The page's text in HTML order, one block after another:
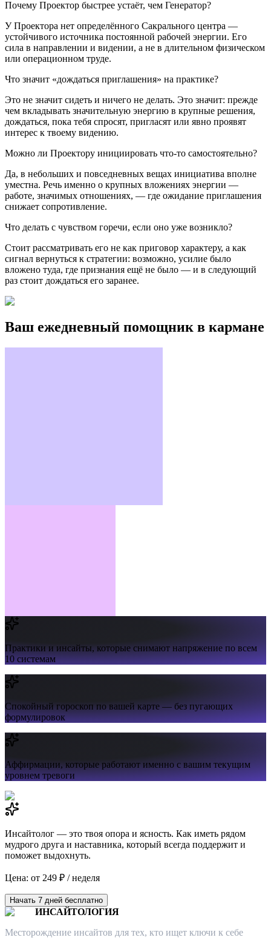
Почему Проектор быстрее устаёт, чем Генератор?
У Проектора нет определённого Сакрального центра —
устойчивого источника постоянной рабочей энергии. Его
сила в направлении и видении, а не в длительном физическом
или операционном труде.
Что значит «дождаться приглашения» на практике?
Это не значит сидеть и ничего не делать. Это значит: прежде
чем вкладывать значительную энергию в крупные решения,
дождаться, пока тебя спросят, пригласят или явно проявят
интерес к твоему видению.
Можно ли Проектору инициировать что-то самостоятельно?
Да, в небольших и повседневных вещах инициатива вполне
уместна. Речь именно о крупных вложениях энергии —
работе, значимых отношениях, — где ожидание приглашения
снижает сопротивление.
Что делать с чувством горечи, если оно уже возникло?
Стоит рассматривать его не как приговор характеру, а как
сигнал вернуться к стратегии: возможно, усилие было
вложено туда, где признания ещё не было — и в следующий
раз стоит дождаться его заранее.
Ваш ежедневный помощник в кармане
Практики и инсайты,которые снимают напряжение по всем
10 системам
Спокойный гороскоппо вашей карте — без пугающих
формулировок
Аффирмации,которые работают именно с вашим текущим
уровнем тревоги
Инсайтолог — это твоя опора и ясность. Как иметь рядом
мудрого друга и наставника, который всегда поддержит и
поможет выдохнуть.
Цена: от 249 ₽ / неделя
Начать 7 дней бесплатно
ИНСАЙТОЛОГИЯ
Месторождение инсайтов для тех, кто ищет ключи к себе